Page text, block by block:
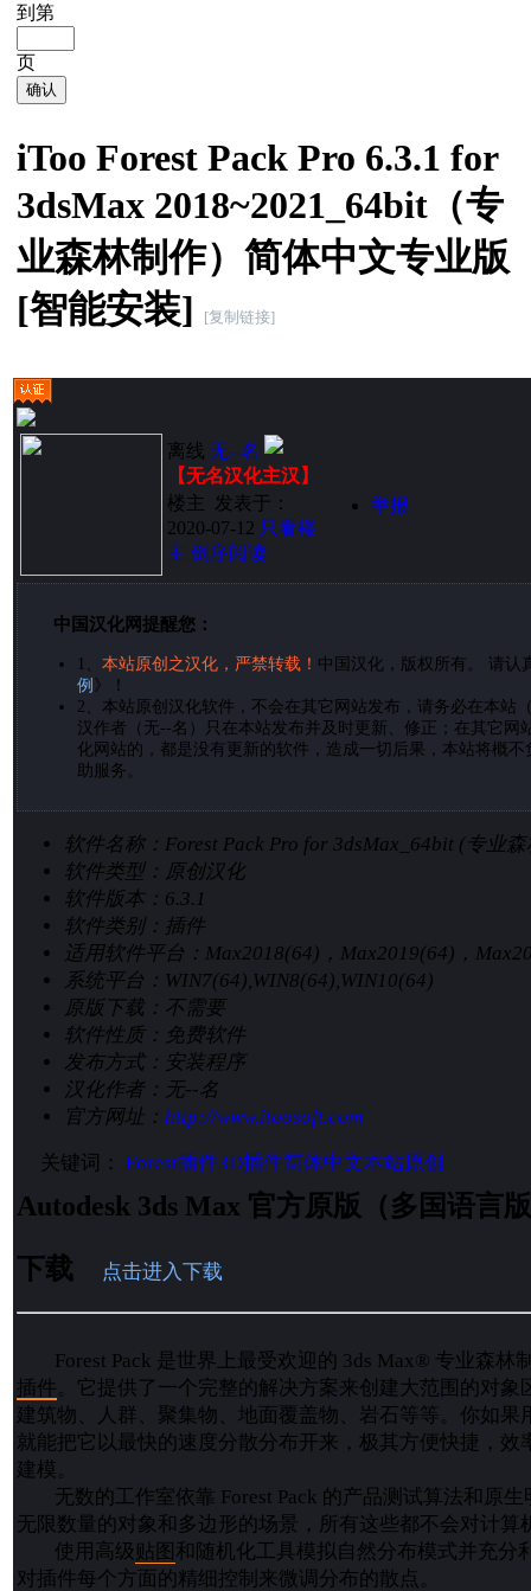
到第
页
确认
iToo Forest Pack Pro 6.3.1 for
3dsMax 2018~2021_64bit（专
业森林制作）简体中文专业版
[智能安装]
[复制链接]
离线 无--名
【无名汉化主汉】
楼主
发表于：
2020-07-12 只看楼
主 倒序阅读
举报
中国汉化网提醒您：
本站原创之汉化，严禁转载！ 中国汉化，版权所有。 请认
例 》！
2、 本站原创汉化软件，不会在其它网站发布，请务必在本站
汉作者（无--名）只在本站发布并及时更新、修正；在其它网
化网站的，都是没有更新的软件，造成一切后果，本站将概
助服务。
软件名称： Forest Pack Pro for 3dsMax_64bit (专业
软件类型： 原创汉化
软件版本： 6.3.1
软件类别： 插件
适用软件平台： Max2018(64)，Max2019(64)，
系统平台： WIN7(64),WIN8(64),WIN10(64)
原版下载： 不需要
软件性质： 免费软件
发布方式： 安装程序
汉化作者： 无--名
官方网址： http://www.itoosoft.com
关键词： Forest插件3D插件简体中文本站原创
Autodesk 3ds Max 官方原版（多国语言
下载 点击进入下载
Forest Pack 是世界上最受欢迎的 3ds Max® 专业森林
插件 。它提供了一个完整的解决方案来创建大范围的对
建筑物、人群、聚集物、地面覆盖物、岩石等等。你如果
就能把它以最快的速度分散分布开来，极其方便快捷，效
建模。
无数的工作室依靠 Forest Pack 的产品测试算法和原生
无限数量的对象和多边形的场景，所有这些都不会对计算
使用高级 贴图 和随机化工具模拟自然分布模式并充分
对插件每个方面的精细控制来微调分布的散点。